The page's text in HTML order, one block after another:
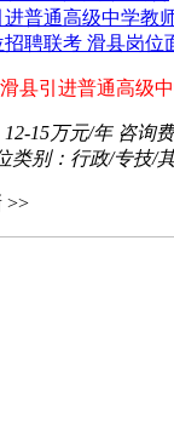
普通高级中学教
聘联考 滑县岗
县引进普通高级
12-15万元/年 咨询
类别： 行政/专技/
>>